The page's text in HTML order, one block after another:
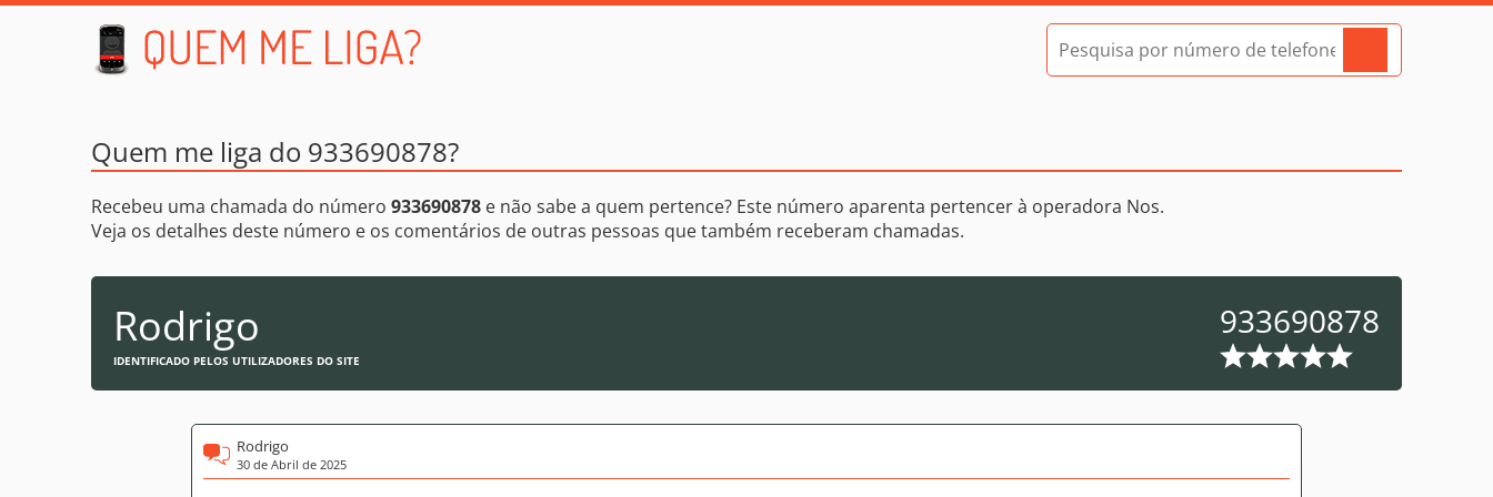
Quem me liga do 933690878?
Recebeu uma chamada do número 933690878 e não sabe a quem pertence? Este número aparenta pertencer à operadora Nos.
Veja os detalhes deste número e os comentários de outras pessoas que também receberam chamadas.
Rodrigo
IDENTIFICADO PELOS UTILIZADORES DO SITE
933690878
Rodrigo
30 de Abril de 2025